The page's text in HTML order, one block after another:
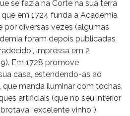
se fazia na Corte na sua terra
em 1724 funda a Academia
por diversas vezes (algumas
foram depois publicadas
impressa em 2
Em 1728 promove
casa, estendendo-as ao
que manda iluminar com tochas,
artificiais (que no seu interior
“excelente vinho”),